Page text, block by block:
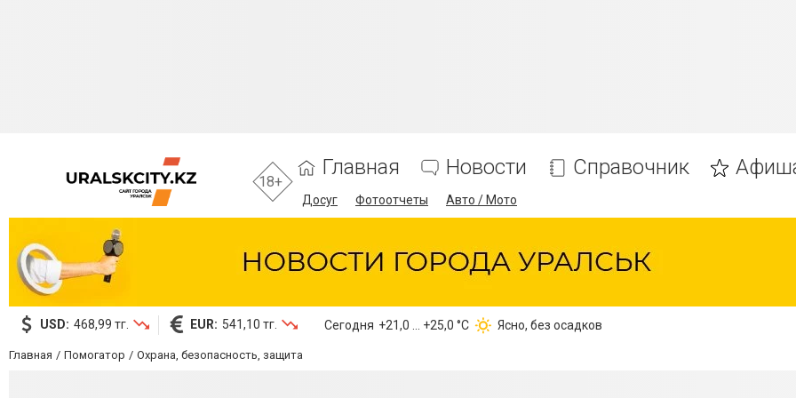
18+
Главная Новости Справочник
Досуг Фотоотчеты Авто / Мото
USD: 468,99 тг. EUR: 541,10 тг. Сегодня +21,0 ... +25,0 °С Ясно, без осадков
Главная Помогатор Охрана, безопасность, защита